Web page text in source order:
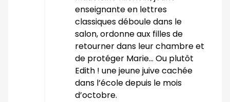
enseignante en lettres
classiques déboule dans le
salon, ordonne aux filles de
retourner dans leur chambre et
de protéger Marie… Ou plutôt
Edith ! une jeune juive cachée
dans l’école depuis le mois
d’octobre.